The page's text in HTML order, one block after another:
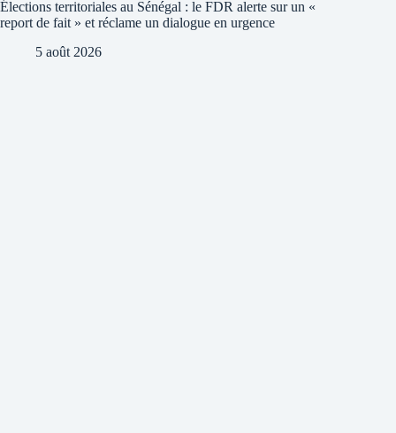
Élections territoriales au Sénégal : le FDR alerte sur un «
report de fait » et réclame un dialogue en urgence
5 août 2026